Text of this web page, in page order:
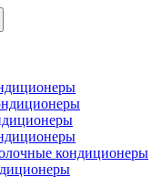
кондиционеры